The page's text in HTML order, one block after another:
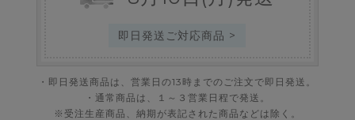
即日発送ご対応商品 >
・即日発送商品は、営業日の13時までのご注文で即日発送。
・通常商品は、１～３営業日程で発送。
※受注生産商品、納期が表記された商品などは除く。